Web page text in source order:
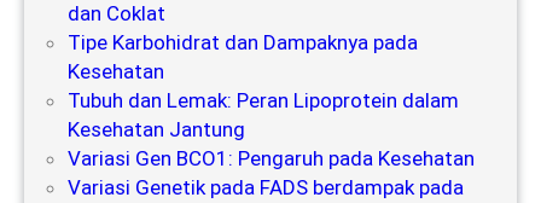
dan Coklat
Tipe Karbohidrat dan Dampaknya pada
Kesehatan
Tubuh dan Lemak: Peran Lipoprotein dalam
Kesehatan Jantung
Variasi Gen BCO1: Pengaruh pada Kesehatan
Variasi Genetik pada FADS berdampak pada